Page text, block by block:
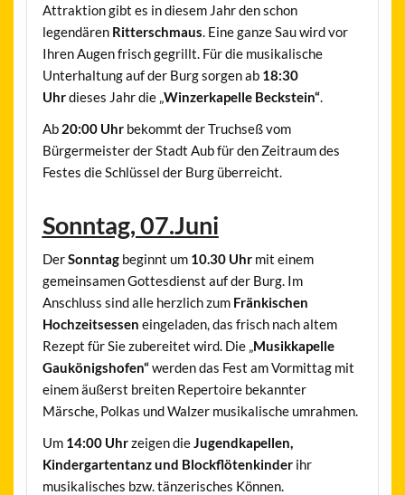
Attraktion gibt es in diesem Jahr den schon
legendären Ritterschmaus. Eine ganze Sau wird vor
Ihren Augen frisch gegrillt. Für die musikalische
Unterhaltung auf der Burg sorgen ab 18:30
Uhrdieses Jahr die „Winzerkapelle Beckstein“.
Ab 20:00 Uhr bekommt der Truchseß vom
Bürgermeister der Stadt Aub für den Zeitraum des
Festes die Schlüssel der Burg überreicht.
Sonntag, 07.Juni
DerSonntagbeginnt um 10.30 Uhrmit einem
gemeinsamen Gottesdienst auf der Burg. Im
Anschluss sind alle herzlich zum Fränkischen
Hochzeitsessen eingeladen, das frisch nach altem
Rezept für Sie zubereitet wird. Die „ Musikkapelle
Gaukönigshofen“werden das Fest am Vormittag mit
einem äußerst breiten Repertoire bekannter
Märsche, Polkas und Walzer musikalische umrahmen.
Um 14:00 Uhrzeigen dieJugendkapellen,
Kindergartentanz und Blockflötenkinder ihr
musikalisches bzw. tänzerisches Können.